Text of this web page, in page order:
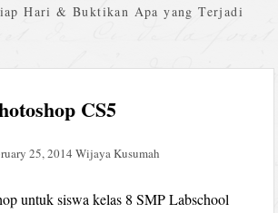
Hari & Buktikan Apa yang Terjadi
CS5
25, 2014 Wijaya Kusumah
untuk siswa kelas 8 SMP Labschool